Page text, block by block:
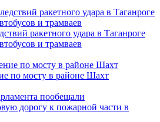
ракетного удара в Таганроге
и трамваев
по мосту в районе Шахт